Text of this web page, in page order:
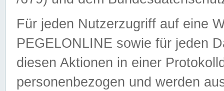
Für jeden Nutzerzugriff auf eine
PEGELONLINE sowie für jeden
diesen Aktionen in einer
personenbezogen und werden